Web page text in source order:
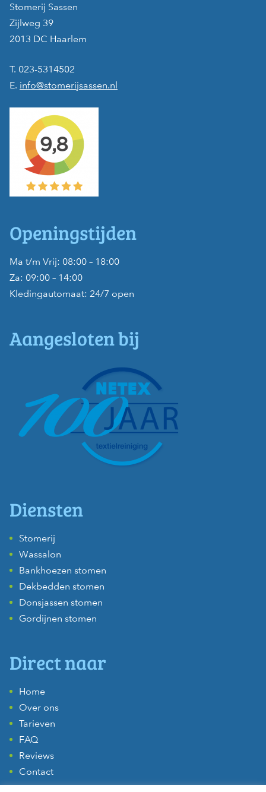
Stomerij Sassen
Zijlweg 39
2013 DC Haarlem
T. 023-5314502
E. info@stomerijsassen.nl
Openingstijden
Ma t/m Vrij: 08:00 – 18:00
Za: 09:00 – 14:00
Kledingautomaat: 24/7 open
Aangesloten bij
Diensten
Stomerij
Wassalon
Bankhoezen stomen
Dekbedden stomen
Donsjassen stomen
Gordijnen stomen
Direct naar
Home
Over ons
Tarieven
FAQ
Reviews
Contact